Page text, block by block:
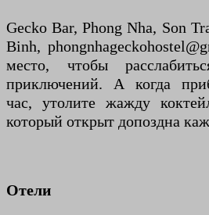
Gecko Bar, Phong Nha, Son
Binh,
место, чтобы
приключений. А когда
час, утолите жажду
который открыт допоздна
Отели